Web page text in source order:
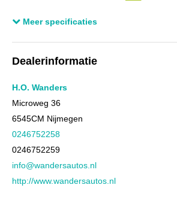
Cilinderinhoud
Aantal cilinders
Kleur
Motorrijtuigenbelasting
Gewicht (leeg)
Aandrijving
Meer specificaties
Dealerinformatie
H.O. Wanders
Microweg 36
6545CM Nijmegen
0246752258
0246752259
info@wandersautos.nl
http://www.wandersautos.nl